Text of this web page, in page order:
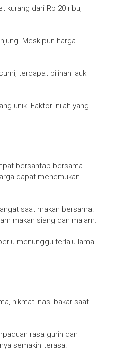
kurang dari Rp 20 ribu,
Meskipun harga
terdapat pilihan lauk
unik. Faktor inilah yang
bersantap bersama
dapat menemukan
saat makan bersama.
makan siang dan malam.
menunggu terlalu lama
nikmati nasi bakar saat
rasa gurih dan
semakin terasa.